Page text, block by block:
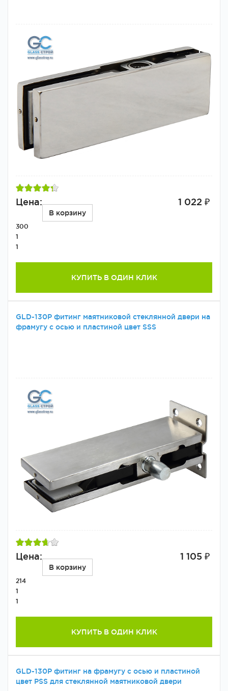
Цена: 1 022 ₽
В корзину
300
1
1
КУПИТЬ В ОДИН КЛИК
GLD-130P фитинг маятниковой стеклянной двери на
фрамугу с осью и пластиной цвет SSS
Цена: 1 105 ₽
В корзину
214
1
1
КУПИТЬ В ОДИН КЛИК
GLD-130P фитинг на фрамугу с осью и пластиной
цвет PSS для стеклянной маятниковой двери